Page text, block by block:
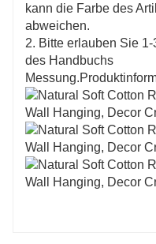
kann die Farbe des
abweichen.
2. Bitte erlauben Sie
des Handbuchs